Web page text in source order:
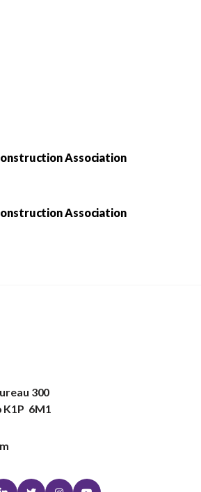
Association
Association
300
6M1